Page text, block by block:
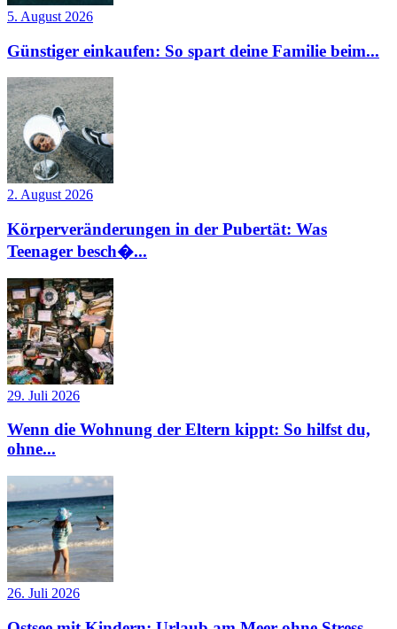
5. August 2026
Günstiger einkaufen: So spart deine Familie beim...
2. August 2026
Körperveränderungen in der Pubertät: Was
Teenager besch�...
29. Juli 2026
Wenn die Wohnung der Eltern kippt: So hilfst du,
ohne...
26. Juli 2026